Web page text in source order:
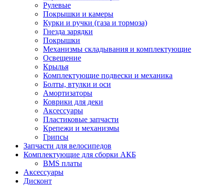
Рулевые
Покрышки и камеры
Курки и ручки (газа и тормоза)
Гнезда зарядки
Покрышки
Механизмы складывания и комплектующие
Освещение
Крылья
Комплектующие подвески и механика
Болты, втулки и оси
Амортизаторы
Коврики для деки
Аксессуары
Пластиковые запчасти
Крепежи и механизмы
Грипсы
Запчасти для велосипедов
Комплектующие для сборки АКБ
BMS платы
Аксессуары
Дисконт